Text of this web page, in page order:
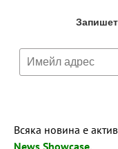
Всяка новина е
News Showcase.